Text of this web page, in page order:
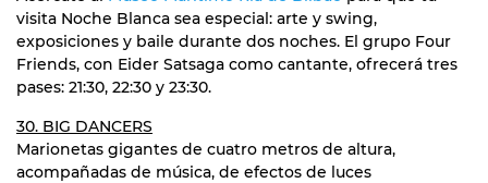
visita Noche Blanca sea especial: arte y swing,
exposiciones y baile durante dos noches. El grupo Four
Friends, con Eider Satsaga como cantante, ofrecerá tres
pases: 21:30, 22:30 y 23:30.
30. BIG DANCERS
Marionetas gigantes de cuatro metros de altura,
acompañadas de música, de efectos de luces